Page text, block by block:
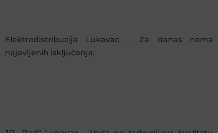
Elektrodistribucija Lukavac – Za danas nema
najavljenih isključenja;